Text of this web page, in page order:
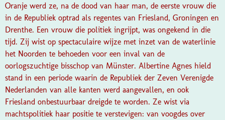
Oranje werd ze, na de dood van haar man, de eerste vrouw die
in de Republiek optrad als regentes van Friesland, Groningen en
Drenthe. Een vrouw die politiek ingrijpt, was ongekend in die
tijd. Zij wist op spectaculaire wijze met inzet van de waterlinie
het Noorden te behoeden voor een inval van de
oorlogszuchtige bisschop van Münster. Albertine Agnes hield
stand in een periode waarin de Republiek der Zeven Verenigde
Nederlanden van alle kanten werd aangevallen, en ook
Friesland onbestuurbaar dreigde te worden. Ze wist via
machtspolitiek haar positie te verstevigen: van voogdes over